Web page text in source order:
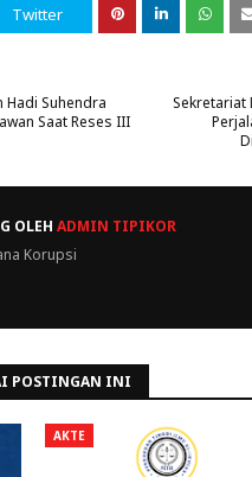
Twitter
Sekretariat
Hadi Suhendra
Saat Reses III
OLEH ADMIN TIPIKOR
Korupsi
POSTINGAN INI
AKTE